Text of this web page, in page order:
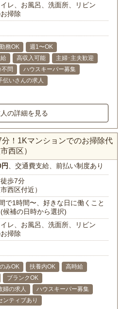
レ、お風呂、洗面所、リビン
掃除
務OK
週1〜OK
高収入可能
主婦･主夫歓迎
不問
ハウスキーパー募集
伝いさんの求人
の詳細を見る
！1Kマンションでのお掃除代
西区）
、交通費支給、前払い制度あり
歩7分
西区付近）
で1時間〜、好きな日に働くこと
候補の日時から選択)
レ、お風呂、洗面所、リビン
掃除
みOK 扶養内OK
高時給
ブランクOK
婦の求人
ハウスキーパー募集
ンティブあり